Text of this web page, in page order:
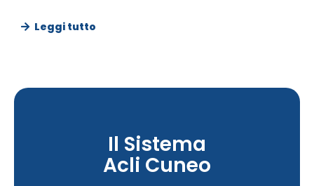
Leggi tutto
Il Sistema
Acli Cuneo